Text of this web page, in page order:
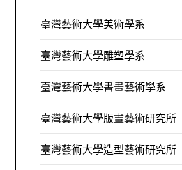
臺灣藝術大學美術學系
臺灣藝術大學雕塑學系
臺灣藝術大學書畫藝術學系
臺灣藝術大學版畫藝術研究所
臺灣藝術大學造型藝術研究所